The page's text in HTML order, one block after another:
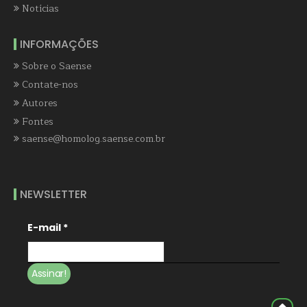
Notícias
INFORMAÇÕES
Sobre o Saense
Contate-nos
Autores
Fontes
saense@homolog.saense.com.br
NEWSLETTER
E-mail *